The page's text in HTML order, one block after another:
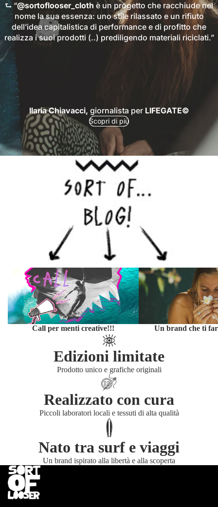
⮑ “@sortoflooser_cloth è un progetto che racchiude nel
nome la sua essenza: uno stile rilassato e un rifiuto
dell’idea capitalistica di performance e di profitto che
realizza i suoi prodotti (..) prediligendo materiali riciclati.”
Ilaria Chiavacci, giornalista per LIFEGATE©
Scopri di più
Call per menti creative!!!
Call per menti creative!!!
Un brand che ti
Un brand che ti
Edizioni limitate
Prodotto unico e grafiche originali
Realizzato con cura
Piccoli laboratori locali e tessuti di alta qualità
Nato tra surf e viaggi
Un brand ispirato alla libertà e alla scoperta